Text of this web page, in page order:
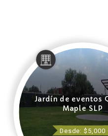
Jardín de eventos
Maple SLP
Desde: $5,000